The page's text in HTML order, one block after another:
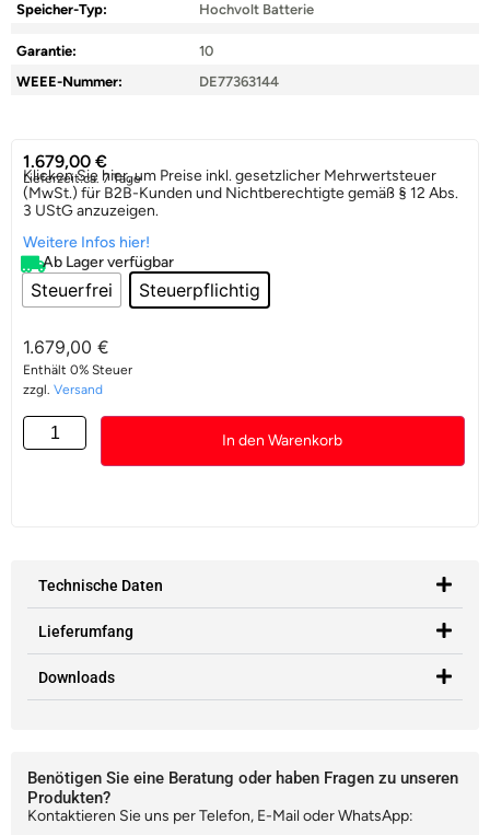
Speicher-Typ:
Hochvolt Batterie
Garantie:
10
WEEE-Nummer:
DE77363144
1.679,00 €
Lieferzeit:ca. 7 Tage
Klicken Sie hier, um Preise inkl. gesetzlicher Mehrwertsteuer
(MwSt.) für B2B-Kunden und Nichtberechtigte gemäß § 12 Abs.
3 UStG anzuzeigen.
Weitere Infos hier!
Ab Lager verfügbar
Steuerfrei Steuerpflichtig
1.679,00 €
Enthält 0% Steuer
zzgl. Versand
In den Warenkorb
Technische Daten
Lieferumfang
Downloads
Benötigen Sie eine Beratung oder haben Fragen zu unseren
Produkten?
Kontaktieren Sie uns per Telefon, E-Mail oder WhatsApp: